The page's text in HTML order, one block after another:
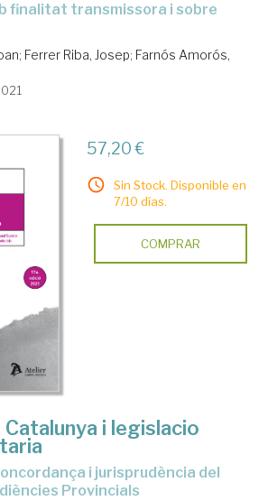
; Ferrer Riba, Josep; Farnós Amorós,
57,20 €
Sin Stock. Disponible en
7/10 días.
COMPRAR
Catalunya i legislacio
Provincials